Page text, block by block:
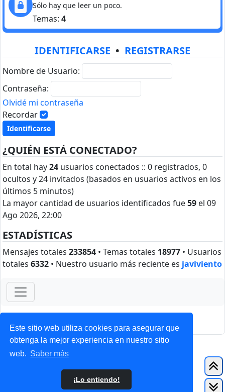
Este sitio web utiliza cookies para asegurar que
obtenga la mejor experiencia en nuestro sitio
web. Saber más
¡Lo entiendo!
Sólo hay que leer un poco.
Temas: 4
IDENTIFICARSE • REGISTRARSE
Nombre de Usuario:
Contraseña:
Olvidé mi contraseña
Recordar
¿QUIÉN ESTÁ CONECTADO?
En total hay24 usuarios conectados :: 0 registrados, 0
ocultos y 24 invitados (basados en usuarios activos en los
últimos 5 minutos)
La mayor cantidad de usuarios identificados fue59 el 09
Ago 2026, 22:00
ESTADÍSTICAS
Mensajes totales 233854 • Temas totales 18977 • Usuarios
totales 6332 • Nuestro usuario más reciente es javiviento
ForoClub 2025
Privacidad| Condiciones